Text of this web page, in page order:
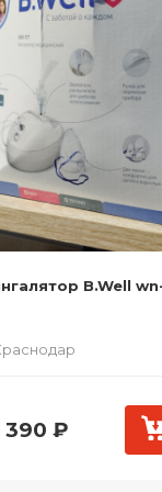
B.Well
390 ₽